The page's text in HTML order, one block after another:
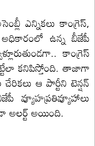
ఎన్నికలు కాంగ్రెస్,
ఉన్న బీజేపీ
కాంగ్రెస్
కనిపిస్తోంది. తాజాగా
ఆ పార్టీని టెన్షన్
వ్యూహప్రతివ్యూహాలు
అలర్ట్ అయింది.